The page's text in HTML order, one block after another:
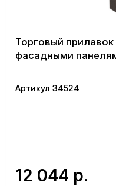
Торговый
фасадными
Артикул 34524
12 044 р.